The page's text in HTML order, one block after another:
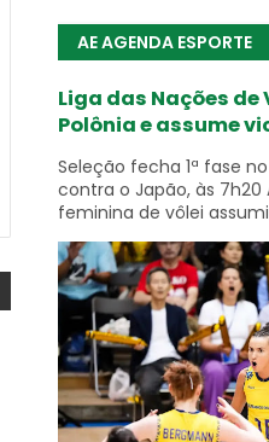
AE AGENDA ESPORTE
Liga das Nações de
Polônia e assume
Seleção fecha 1ª fase
contra o Japão, às 7h20
feminina de vôlei